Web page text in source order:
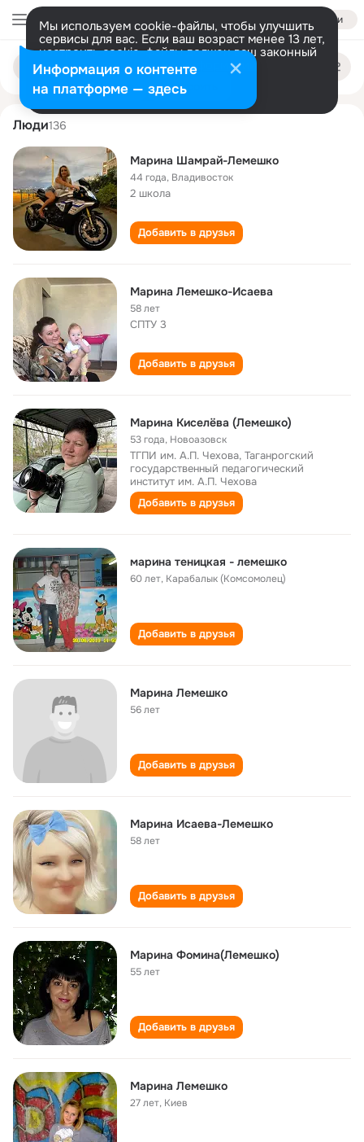
Войти
Мы используем cookie-файлы, чтобы улучшить
сервисы для вас. Если ваш возраст менее 13 лет,
настроить cookie-файлы должен ваш законный
представитель. Больше информации
Разрешить все Настроить
Поиск
людям
marina lemeshko
Люди136
Марина Шамрай-Лемешко
44 года, Владивосток
2 школа
Добавить в друзья
Марина Лемешко-Исаева
58 лет
СПТУ 3
Добавить в друзья
Марина Киселёва (Лемешко)
53 года, Новоазовск
ТГПИ им. А.П. Чехова, Таганрогский
государственный педагогический
институт им. А.П. Чехова
Добавить в друзья
марина теницкая - лемешко
60 лет, Карабалык (Комсомолец)
Добавить в друзья
Марина Лемешко
56 лет
Добавить в друзья
Марина Исаева-Лемешко
58 лет
Добавить в друзья
Марина Фомина(Лемешко)
55 лет
Добавить в друзья
Марина Лемешко
27 лет, Киев
Информация о контенте
на платформе — здесь